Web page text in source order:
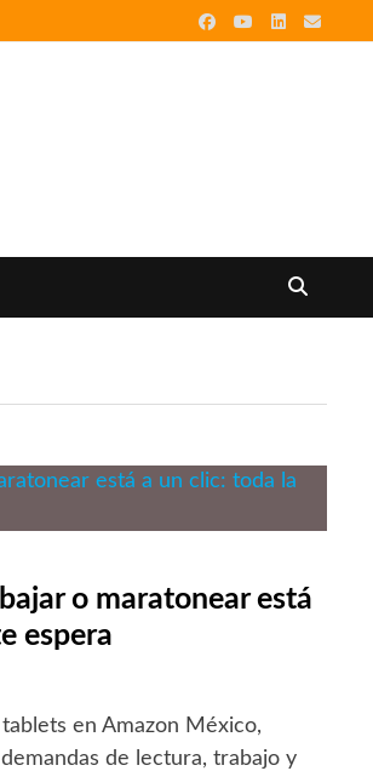
o maratonear está
espera
en Amazon México,
de lectura, trabajo y